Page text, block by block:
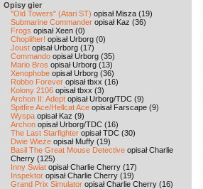
Opisy gier
"Old Towers" (Atari ST) opisał Misza (19)
Submarine Commander opisał Kaz (36)
Frogs opisał Xeen (0)
Choplifter! opisał Urborg (0)
Joust opisał Urborg (17)
Commando opisał Urborg (35)
Mario Bros opisał Urborg (13)
Xenophobe opisał Urborg (36)
Robbo Forever opisał tbxx (16)
Kolony 2106 opisał tbxx (3)
Archon II: Adept opisał Urborg/TDC (9)
Spitfire Ace/Hellcat Ace opisał Farscape (9)
Wyspa opisał Kaz (9)
Archon opisał Urborg/TDC (16)
The Last Starfighter opisał TDC (30)
Dwie Wieże opisał Muffy (19)
Basil The Great Mouse Detective opisał Charlie
Cherry (125)
Inny Świat opisał Charlie Cherry (17)
Inspektor opisał Charlie Cherry (19)
Grand Prix Simulator opisał Charlie Cherry (16)